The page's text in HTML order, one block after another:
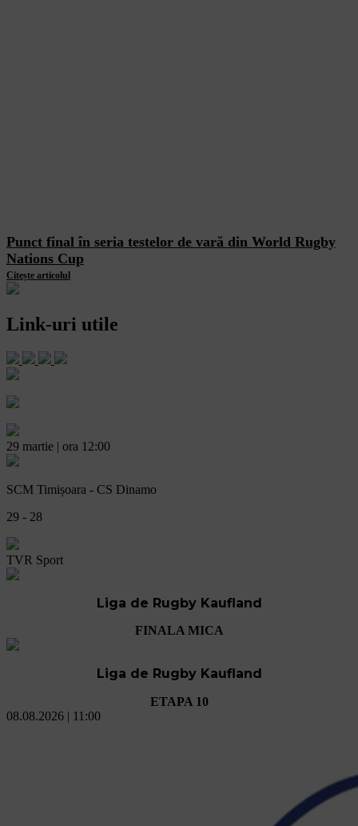
Punct final în seria testelor de vară din World Rugby
Nations Cup
Citește articolul
Link-uri utile
29 martie | ora 12:00
SCM Timișoara - CS Dinamo
29 - 28
TVR Sport
Liga de Rugby Kaufland
FINALA MICA
Liga de Rugby Kaufland
ETAPA 10
08.08.2026 | 11:00